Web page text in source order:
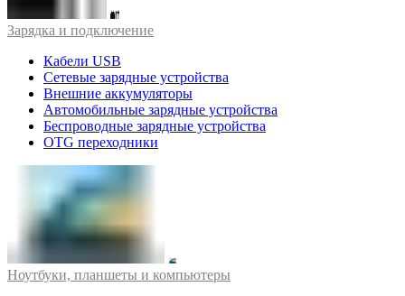
Зарядка и подключение
Кабели USB
Сетевые зарядные устройства
Внешние аккумуляторы
Автомобильные зарядные устройства
Беспроводные зарядные устройства
OTG переходники
Ноутбуки, планшеты и компьютеры